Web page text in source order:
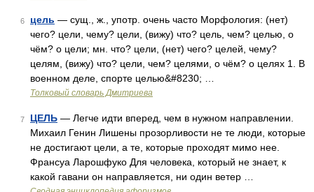
6 цель — сущ., ж., употр. очень часто Морфология: (нет)
чего? цели, чему? цели, (вижу) что? цель, чем? целью, о
чём? о цели; мн. что? цели, (нет) чего? целей, чему?
целям, (вижу) что? цели, чем? целями, о чём? о целях 1. В
военном деле, спорте целью&#8230; …
Толковый словарь Дмитриева
7 ЦЕЛЬ — Легче идти вперед, чем в нужном направлении.
Михаил Генин Лишены прозорливости не те люди, которые
не достигают цели, а те, которые проходят мимо нее.
Франсуа Ларошфуко Для человека, который не знает, к
какой гавани он направляется, ни один ветер …